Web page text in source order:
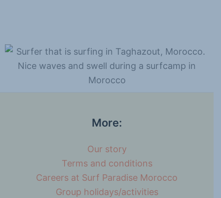
More:
Our story
Terms and conditions
Careers at Surf Paradise Morocco
Group holidays/activities